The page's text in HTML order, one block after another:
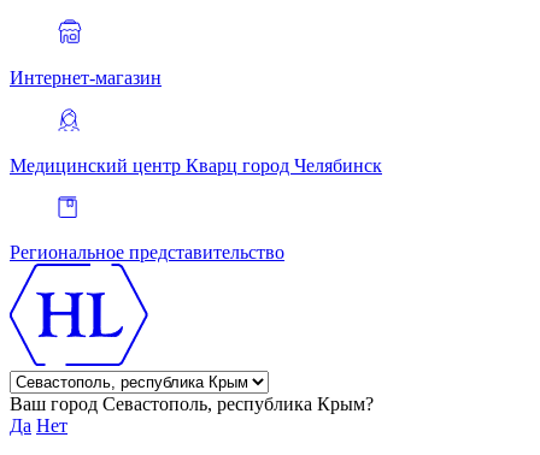
Интернет-магазин
Медицинский центр Кварц город Челябинск
Региональное представительство
Ваш город Севастополь, республика Крым?
Да Нет